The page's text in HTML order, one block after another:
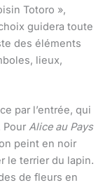
Totoro »,
guidera toute
des éléments
lieux,
par l’entrée, qui
Pour Alice au Pays
peint en noir
le terrier du lapin.
de fleurs en